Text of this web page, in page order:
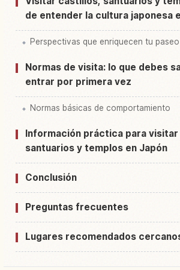
de entender la cultura japonesa
Perspectivas que enriquecen tu paseo
Normas de visita: lo que debes
entrar por primera vez
Normas básicas de comportamiento
Información práctica para
santuarios y templos en Japón
Conclusión
Preguntas frecuentes
Lugares recomendados